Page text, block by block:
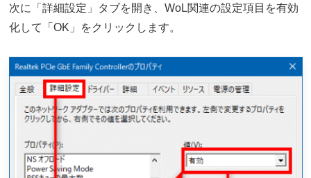
次に「詳細設定」タブを開き、WoL関連の設定項目を有効
化して「OK」をクリックします。